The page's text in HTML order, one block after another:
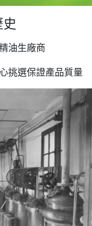
油生廠商
挑選保證產品質量